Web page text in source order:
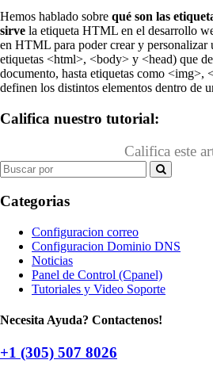
Hemos hablado sobre qué son las
sirve la etiqueta HTML en el desarrollo
en HTML para poder crear y personalizar
etiquetas <html>, <body> y <head) que
documento, hasta etiquetas como <img>,
definen los distintos elementos dentro de
Califica nuestro tutorial:
Califica este
Search
for:
Categorias
Configuracion correo
Configuracion Dominio DNS
Noticias
Panel de Control (Cpanel)
Tutoriales y Video Soporte
Necesita Ayuda? Contactenos!
+1 (305) 507 8026